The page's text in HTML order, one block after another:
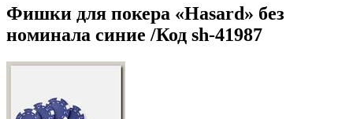
Фишки для покера «Hasard» без
номинала синие /Код sh-41987